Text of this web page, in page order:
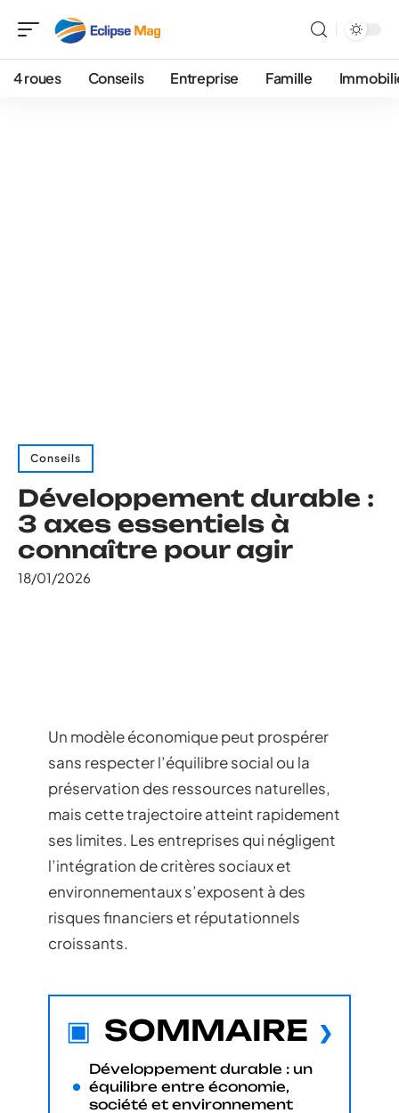
4 roues Conseils Entreprise Famille
Conseils
Développement durable :
3 axes essentiels à
connaître pour agir
18/01/2026
Un modèle économique peut prospérer
sans respecter l’équilibre social ou la
préservation des ressources naturelles,
mais cette trajectoire atteint rapidement
ses limites. Les entreprises qui négligent
l’intégration de critères sociaux et
environnementaux s’exposent à des
risques financiers et réputationnels
croissants.
SOMMAIRE
Développement durable : un
équilibre entre économie,
société et environnement